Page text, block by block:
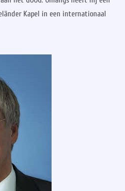
Kapel in een internationaal